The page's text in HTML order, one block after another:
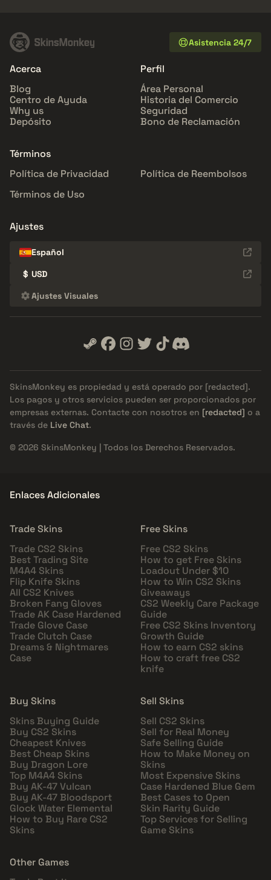
Asistencia 24/7
Acerca
Blog
Centro de Ayuda
Why us
Depósito
Perfil
Área Personal
Historia del Comercio
Seguridad
Bono de Reclamación
Términos
Política de Privacidad
Política de Reembolsos
Términos de Uso
Ajustes
Español
$ USD
Ajustes Visuales
SkinsMonkey es propiedad y está operado por [redacted].
Los pagos y otros servicios pueden ser proporcionados por
empresas externas. Contacte con nosotros en [redacted] o a
través de Live Chat.
© 2026 SkinsMonkey | Todos los Derechos Reservados.
Enlaces Adicionales
Trade Skins
Trade CS2 Skins
Best Trading Site
M4A4 Skins
Flip Knife Skins
All CS2 Knives
Broken Fang Gloves
Trade AK Case Hardened
Trade Glove Case
Trade Clutch Case
Dreams & Nightmares
Case
Free Skins
Free CS2 Skins
How to get Free Skins
Loadout Under $10
How to Win CS2 Skins
Giveaways
CS2 Weekly Care Package
Guide
Free CS2 Skins Inventory
Growth Guide
How to earn CS2 skins
How to craft free CS2
knife
Buy Skins
Skins Buying Guide
Buy CS2 Skins
Cheapest Knives
Best Cheap Skins
Buy Dragon Lore
Top M4A4 Skins
Buy AK-47 Vulcan
Buy AK-47 Bloodsport
Glock Water Elemental
How to Buy Rare CS2
Skins
Sell Skins
Sell CS2 Skins
Sell for Real Money
Safe Selling Guide
How to Make Money on
Skins
Most Expensive Skins
Case Hardened Blue Gem
Best Cases to Open
Skin Rarity Guide
Top Services for Selling
Game Skins
Other Games